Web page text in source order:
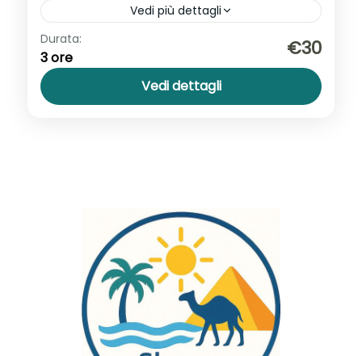
Vedi più dettagli
Avventura in dune buggy nel deserto di
Sharm El Sheikh tra dune, villaggio beduino
e panorami del Sinai.
Durata:
3 ore €30
Vedi dettagli